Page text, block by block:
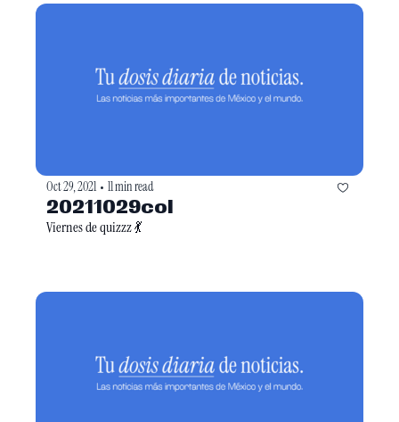
Oct 29, 2021 • 11 min read
20211029col
Viernes de quizzz 💃